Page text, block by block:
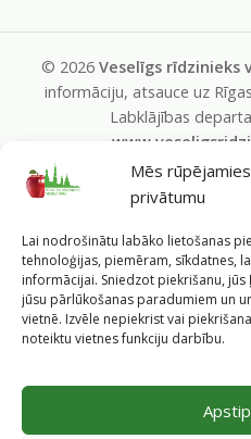
Mēs
privātumu
Lai nodrošinātu labāko lietošanas
tehnoloģijas, piemēram, sīkdatnes,
informācijai. Sniedzot piekrišanu,
jūsu pārlūkošanas paradumiem un
vietnē. Izvēle nepiekrist vai
noteiktu vietnes funkciju darbību.
© 2026 Veselīgs rīdzinieks
informāciju, atsauce uz
Labklājības
Pašvaldības portālu
pašvaldības Labklājības